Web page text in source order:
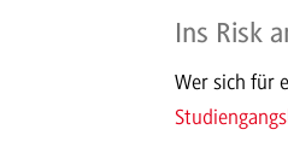
Ins Risk
Wer sich für